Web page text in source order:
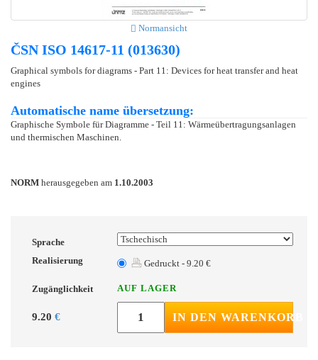
Normansicht
ČSN ISO 14617-11 (013630)
Graphical symbols for diagrams - Part 11: Devices for heat transfer and heat
engines
Automatische name übersetzung:
Graphische Symbole für Diagramme - Teil 11: Wärmeübertragungsanlagen
und thermischen Maschinen.
NORM herausgegeben am 1.10.2003
Sprache
Realisierung
Gedruckt - 9.20 €
Zugänglichkeit AUF LAGER
9.20 € IN DEN WARENKORB